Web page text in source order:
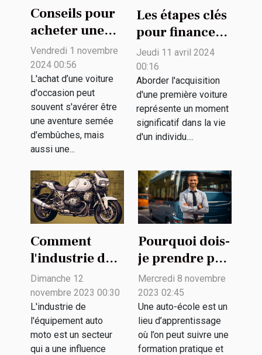
Conseils pour
acheter une
voiture
d'occasion en
toute sécurité
Vendredi 1 novembre
2024 00:56
L'achat d’une voiture
d'occasion peut
souvent s'avérer être
une aventure semée
d'embûches, mais
aussi une...
Les étapes clés
pour financer
intelligemment
votre première
voiture
Jeudi 11 avril 2024
00:16
Aborder l'acquisition
d'une première voiture
représente un moment
significatif dans la vie
d'un individu....
Comment
l'industrie de
l'équipement
auto moto
contribue à
l'économie
Dimanche 12
novembre 2023 00:30
L'industrie de
l'équipement auto
moto est un secteur
qui a une influence
Pourquoi dois-
je prendre par
une auto-
école ?
Mercredi 8 novembre
2023 02:45
Une auto-école est un
lieu d’apprentissage
où l’on peut suivre une
formation pratique et